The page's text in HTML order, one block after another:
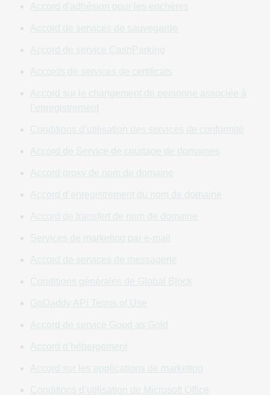
LLC (pour tous les services de paiement) et Poynt, LLC
GoDaddy »), et vous-même, et prend effet à la date à
laquelle vous utilisez un site web exploité par GoDaddy qui
d'acceptation électronique, selon la première éventualité.
Cet Accord stipule les conditions générales de votre
utilisation du Site et des produits et services qui peuvent
l’intermédiaire de ce Site (dénommés individuellement et
collectivement, les « Services »). Si vous utilisez nos
d'IA via un Site, vous acceptez que nos
d’utilisation de l’IA régissent cette utilisation. Les accords,
à certains Services (« Accords de services ») et s’ajoutent
au présent Accord (sans le remplacer). En cas de conflit
présent Accord, les dispositions de l’Accord de services
applicable prévalent, sauf indication contraire expresse
Les termes « nous », « notre » ou « nos » font référence à
« client » font référence à tout client professionnel qui
accepte cet Accord, a accès à votre compte ou utilise le Site
toute personne ou entité agissant dans un cadre commercial
Accord d'adhésion pour les enchères
Accord de services de sauvegarde
Accord de service CashParking
Accords de services de certificats
Accord sur le changement de personne associée à
l’enregistrement
Conditions d’utilisation des services de conformité
Accord de Service de courtage de domaines
Accord proxy de nom de domaine
Accord d’enregistrement du nom de domaine
Accord de transfert de nom de domaine
Services de marketing par e-mail
Accord de services de messagerie
Conditions générales de Global Block
GoDaddy API Terms of Use
Accord de service Good as Gold
Accord d’hébergement
Accord sur les applications de marketing
Conditions d’utilisation de Microsoft Office